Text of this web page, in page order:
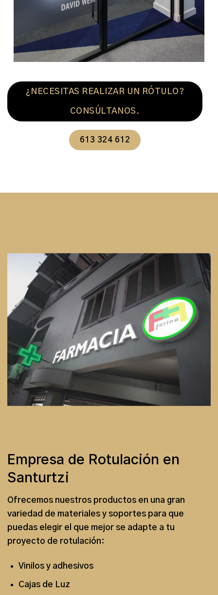
¿NECESITAS REALIZAR UN RÓTULO?
CONSÚLTANOS.
613 324 612
Empresa de Rotulación en
Santurtzi
Ofrecemos nuestros productos en una gran
variedad de materiales y soportes para que
puedas elegir el que mejor se adapte a tu
proyecto de rotulación:
Vinilos y adhesivos
Cajas de Luz